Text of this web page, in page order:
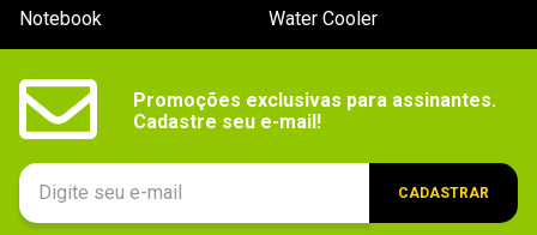
Notebook
Water Cooler
Promoções exclusivas para assinantes.
Cadastre seu e-mail!
CADASTRAR